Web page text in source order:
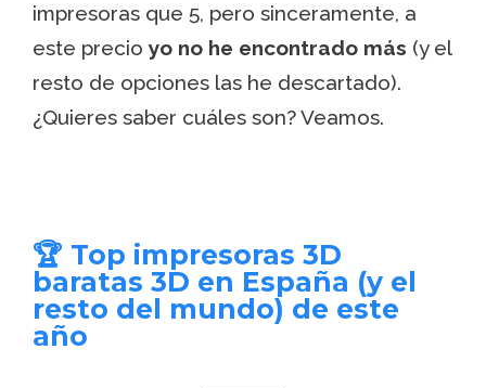
impresoras que 5, pero sinceramente, a
este precio yo no he encontrado más (y el
resto de opciones las he descartado).
¿Quieres saber cuáles son? Veamos.
🏆 Top impresoras 3D
baratas 3D en España (y el
resto del mundo) de este
año